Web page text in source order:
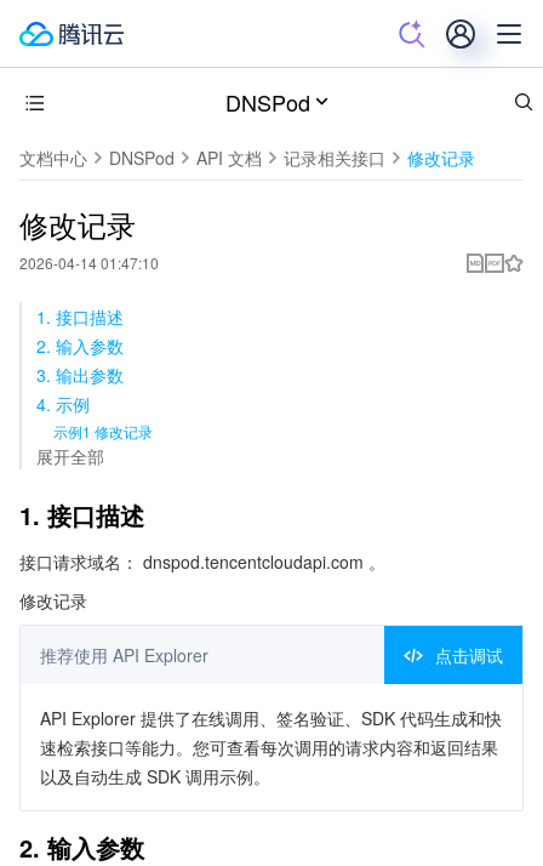
DNSPod
文档中心 DNSPod API 文档 记录相关接口 修改记录
修改记录
2026-04-14 01:47:10
1. 接口描述
2. 输入参数
3. 输出参数
4. 示例
示例1 修改记录
展开全部
1. 接口描述
接口请求域名： dnspod.tencentcloudapi.com 。
修改记录
推荐使用 API Explorer 点击调试
API Explorer 提供了在线调用、签名验证、SDK 代码生成和快
速检索接口等能力。您可查看每次调用的请求内容和返回结果
以及自动生成 SDK 调用示例。
2. 输入参数